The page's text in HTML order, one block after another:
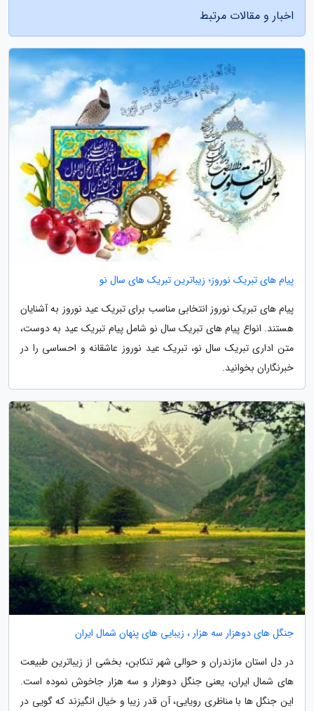
اخبار و مقالات مرتبط
پیام های تبریک نوروز؛ زیباترین تبریک های سال نو
پیام های تبریک نوروز انتخابی مناسب برای تبریک عید نوروز به آشنایان
هستند. انواع پیام های تبریک سال نو شامل پیام تبریک عید به دوست،
متن اداری تبریک سال نو، تبریک عید نوروز عاشقانه و احساسی را در
خبرنگاران بخوانید.
جنگل های دوهزار سه هزار ، زیبایی های پنهان شمال ایران
در دل استان مازندران و حوالی شهر تنکابن، بخشی از زیباترین طبیعت
های شمال ایران، یعنی جنگل دوهزار و سه هزار جاخوش نموده است.
این جنگل ها با مناظری رویایی، آن قدر زیبا و خیال انگیزند که گویی در